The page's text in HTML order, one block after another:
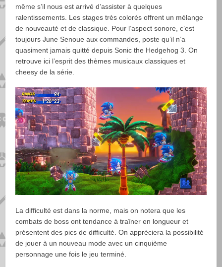
même s’il nous est arrivé d’assister à quelques
ralentissements. Les stages très colorés offrent un mélange
de nouveauté et de classique. Pour l’aspect sonore, c’est
toujours June Senoue aux commandes, poste qu’il n’a
quasiment jamais quitté depuis Sonic the Hedgehog 3. On
retrouve ici l’esprit des thèmes musicaux classiques et
cheesy de la série.
La difficulté est dans la norme, mais on notera que les
combats de boss ont tendance à traîner en longueur et
présentent des pics de difficulté. On appréciera la possibilité
de jouer à un nouveau mode avec un cinquième
personnage une fois le jeu terminé.